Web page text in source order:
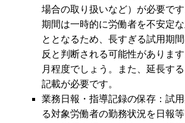
場合の取り扱いなど）が必要で
期間は一時的に労働者を不安定
ととなるため、長すぎる試用期
反と判断される可能性がありま
月程度でしょう。また、延長す
記載が必要です。
業務日報・指導記録の保存：試
る対象労働者の勤務状況を日報